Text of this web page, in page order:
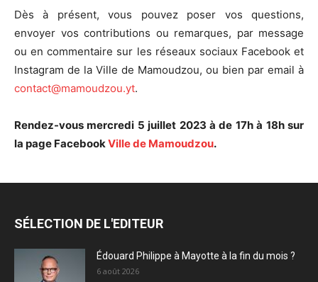
Dès à présent, vous pouvez poser vos questions,
envoyer vos contributions ou remarques, par message
ou en commentaire sur les réseaux sociaux Facebook et
Instagram de la Ville de Mamoudzou, ou bien par email à
contact@mamoudzou.yt.
Rendez-vous mercredi 5 juillet 2023 à de 17h à 18h sur
la page FacebookVille de Mamoudzou.
SÉLECTION DE L'EDITEUR
Édouard Philippe à Mayotte à la fin du mois ?
6 août 2026